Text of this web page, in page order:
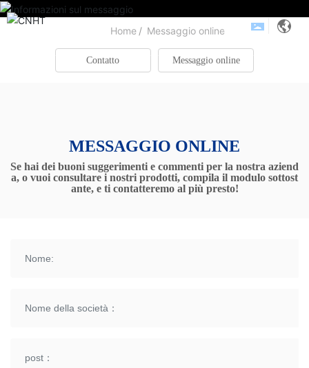
Informazioni sul messaggio
Home Messaggio online
Contatto Messaggio online
MESSAGGIO ONLINE
Se hai dei buoni suggerimenti e commenti per la nostra aziend
a, o vuoi consultare i nostri prodotti, compila il modulo sottost
ante, e ti contatteremo al più presto!